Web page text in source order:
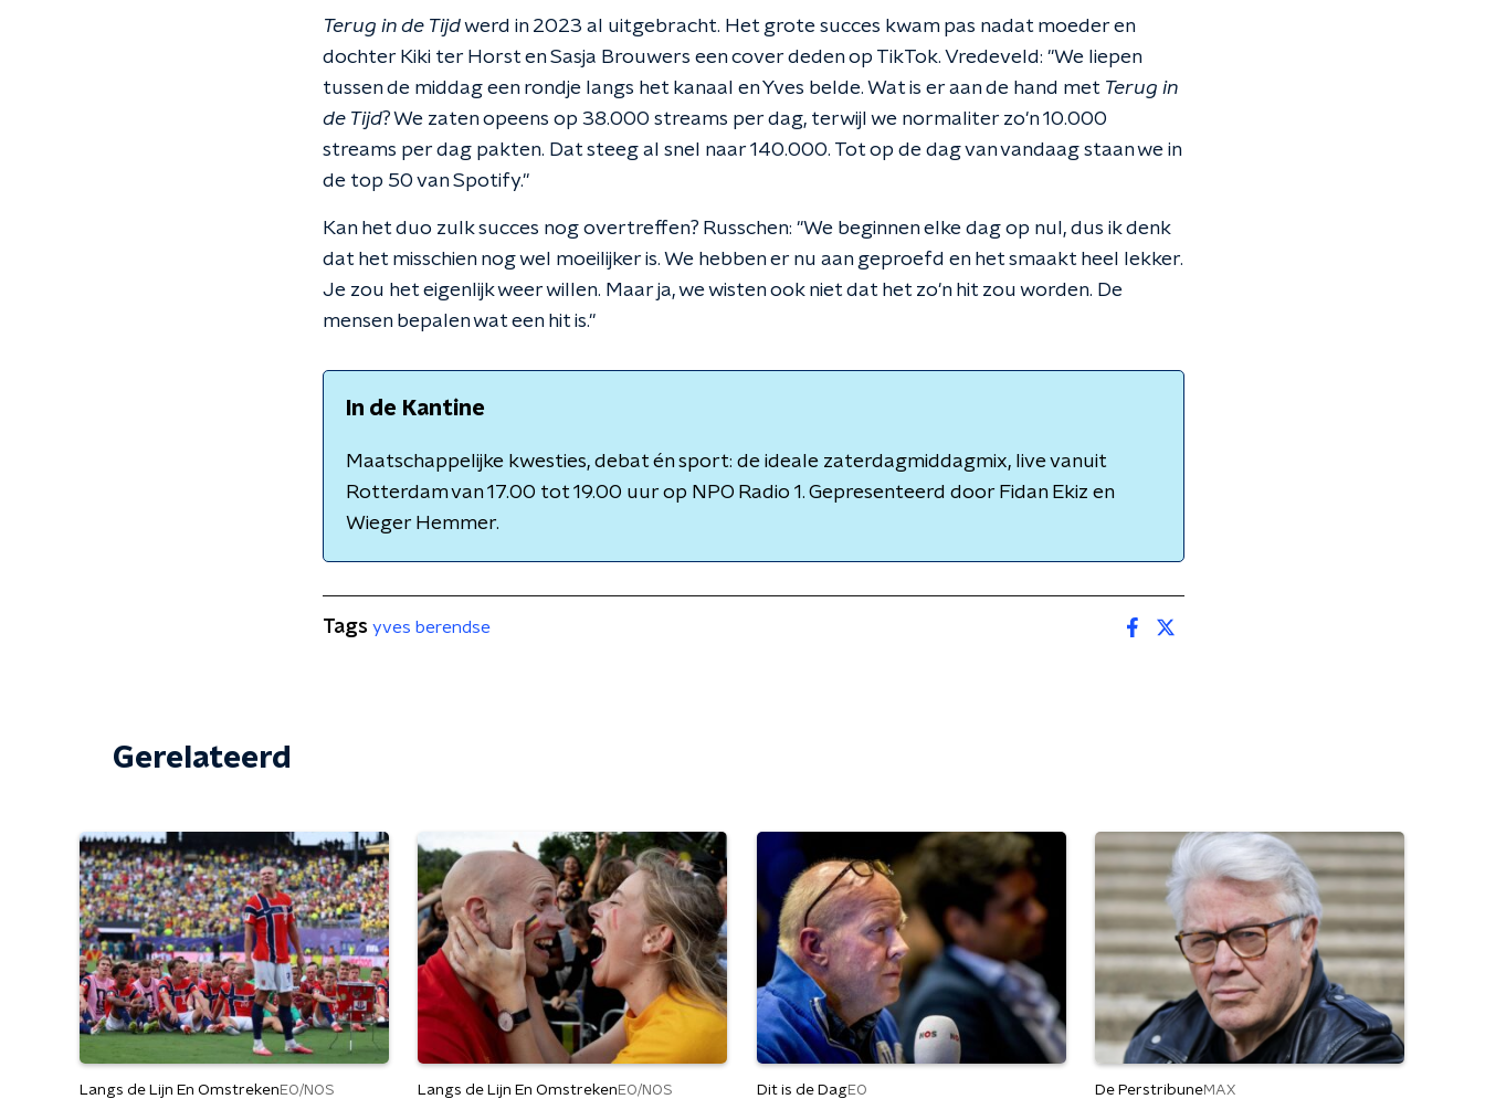
Terug in de Tijdwerd in 2023 al uitgebracht. Het grote succes kwam pas nadat moeder en
dochter Kiki ter Horst en Sasja Brouwers een cover deden op TikTok. Vredeveld: "We liepen
tussen de middag een rondje langs het kanaal en Yves belde. Wat is er aan de hand met Terug in
de Tijd? We zaten opeens op 38.000 streams per dag, terwijl we normaliter zo'n 10.000
streams per dag pakten. Dat steeg al snel naar 140.000. Tot op de dag van vandaag staan we in
de top 50 van Spotify."
Kan het duo zulk succes nog overtreffen? Russchen: "We beginnen elke dag op nul, dus ik denk
dat het misschien nog wel moeilijker is. We hebben er nu aan geproefd en het smaakt heel lekker.
Je zou het eigenlijk weer willen. Maar ja, we wisten ook niet dat het zo'n hit zou worden. De
mensen bepalen wat een hit is."
In de Kantine
Maatschappelijke kwesties, debat én sport: de ideale zaterdagmiddagmix, live vanuit
Rotterdam van 17.00 tot 19.00 uur op NPO Radio 1. Gepresenteerd door Fidan Ekiz en
Wieger Hemmer.
Tags yves berendse
Gerelateerd
Langs de Lijn En Omstreken EO/NOS Langs de Lijn En Omstreken EO/NOS Dit is de DagEO De PerstribuneMAX